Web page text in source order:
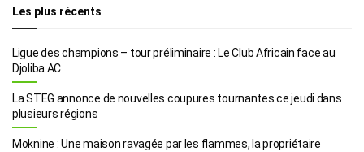
Les plus récents
Ligue des champions – tour préliminaire : Le Club Africain face au
Djoliba AC
La STEG annonce de nouvelles coupures tournantes ce jeudi dans
plusieurs régions
Moknine : Une maison ravagée par les flammes, la propriétaire